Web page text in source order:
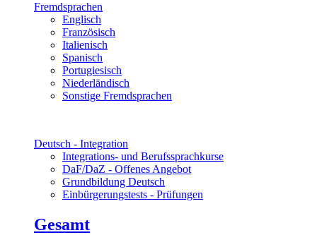
Fremdsprachen
Englisch
Französisch
Italienisch
Spanisch
Portugiesisch
Niederländisch
Sonstige Fremdsprachen
Deutsch - Integration
Integrations- und Berufssprachkurse
DaF/DaZ - Offenes Angebot
Grundbildung Deutsch
Einbürgerungstests - Prüfungen
Gesamt